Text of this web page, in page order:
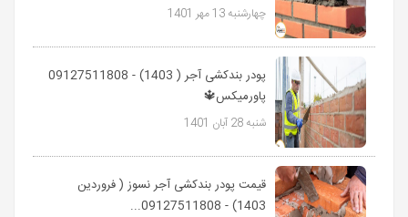
چهارشنبه 13 مهر 1401
پودر بندکشی آجر ( 1403) - 09127511808
پاورمیکس🔱
شنبه 28 آبان 1401
قیمت پودر بندکشی آجر نسوز ( فروردین
1403) - 09127511808...